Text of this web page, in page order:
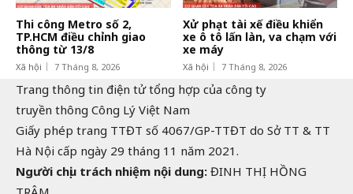
Thi công Metro số 2,
TP.HCM điều chỉnh giao
thông từ 13/8
Xã hội 7 Tháng 8, 2026
Xử phạt tài xế điều khiển
xe ô tô lấn làn, va chạm với
xe máy
Xã hội 7 Tháng 8, 2026
Trang thông tin điện tử tổng hợp của công ty
truyền thông Công Lý Việt Nam
Giấy phép trang TTĐT số 4067/GP-TTĐT do Sở TT & TT
Hà Nội cấp ngày 29 tháng 11 năm 2021.
Người chịu trách nhiệm nội dung: ĐINH THỊ HỒNG